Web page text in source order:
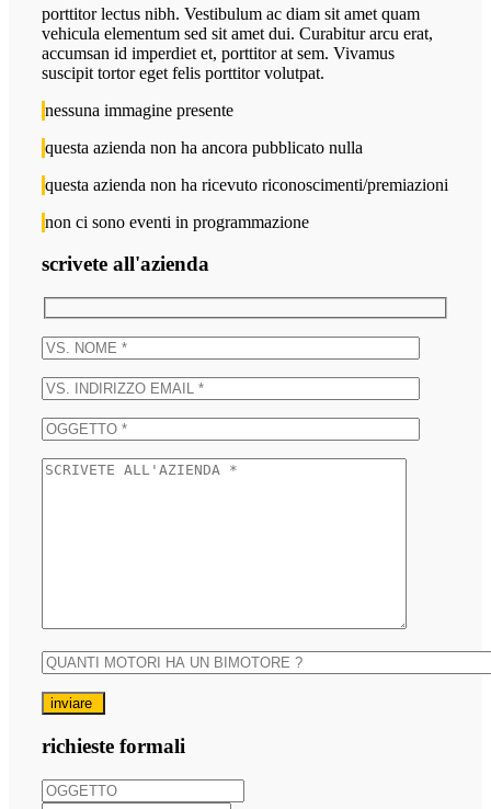
porttitor lectus nibh. Vestibulum ac diam sit amet quam
vehicula elementum sed sit amet dui. Curabitur arcu erat,
accumsan id imperdiet et, porttitor at sem. Vivamus
suscipit tortor eget felis porttitor volutpat.
nessuna immagine presente
questa azienda non ha ancora pubblicato nulla
questa azienda non ha ricevuto riconoscimenti/premiazioni
non ci sono eventi in programmazione
scrivete all'azienda
inviare
richieste formali